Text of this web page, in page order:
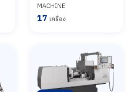
MACHINE
17 เครื่อง